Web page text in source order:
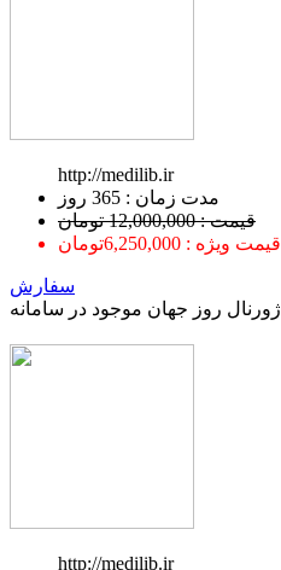
http://medilib.ir
ﻣﺪﺕ ﺯﻣﺎﻥ : 365 ﺭﻭﺯ
قیمت : 12,000,000 تومان
قیمت ویژه : 6,250,000تومان
سفارش
http://medilib.ir